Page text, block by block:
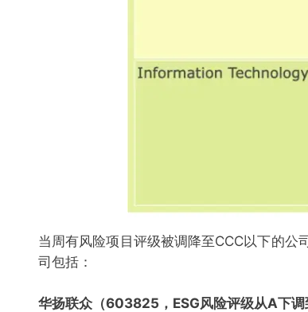
当周有风险项目评级被调降至CCC以下的
司包括：
华扬联众（603825，ESG风险评级从A下调